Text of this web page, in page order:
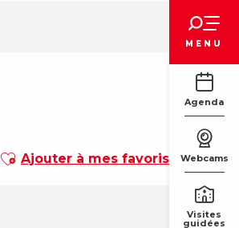
MENU
Agenda
Webcams
Visites
guidées
Ajouter aux favoris
Ajouter à mes favoris